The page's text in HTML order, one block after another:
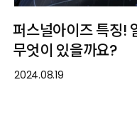
퍼스널아이즈 특징!
무엇이 있을까요?
2024.08.19